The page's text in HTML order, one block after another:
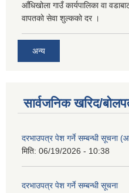
आँधिखोला गाउँ कार्यपालिका वा
वापतको सेवा शुल्कको दर ।
अन्य
सार्वजनिक खरिद/
दरभाउपत्र पेश गर्ने सम्बन्धी सूचना
मिति: 06/19/2026 - 10:38
दरभाउपत्र पेश गर्ने सम्बन्धी सूचना